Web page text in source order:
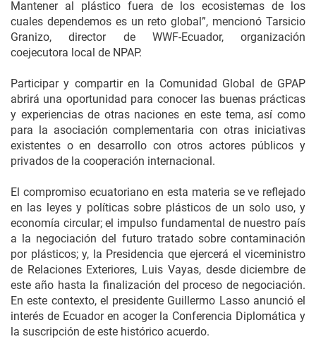
Mantener al plástico fuera de los ecosistemas de los
cuales dependemos es un reto global”, mencionó Tarsicio
Granizo, director de WWF-Ecuador, organización
coejecutora local de NPAP.
Participar y compartir en la Comunidad Global de GPAP
abrirá una oportunidad para conocer las buenas prácticas
y experiencias de otras naciones en este tema, así como
para la asociación complementaria con otras iniciativas
existentes o en desarrollo con otros actores públicos y
privados de la cooperación internacional.
El compromiso ecuatoriano en esta materia se ve reflejado
en las leyes y políticas sobre plásticos de un solo uso, y
economía circular; el impulso fundamental de nuestro país
a la negociación del futuro tratado sobre contaminación
por plásticos; y, la Presidencia que ejercerá el viceministro
de Relaciones Exteriores, Luis Vayas, desde diciembre de
este año hasta la finalización del proceso de negociación.
En este contexto, el presidente Guillermo Lasso anunció el
interés de Ecuador en acoger la Conferencia Diplomática y
la suscripción de este histórico acuerdo.